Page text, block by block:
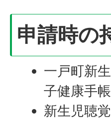
申請時の
一戸町新
子健康手
新生児聴